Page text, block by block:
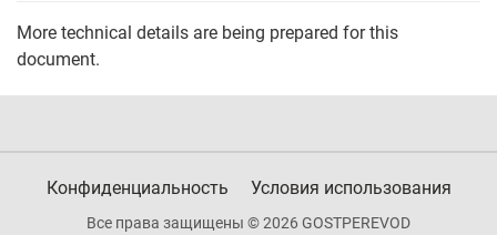
More technical details are being prepared for this
document.
Конфиденциальность Условия использования
Все права защищены © 2026 GOSTPEREVOD